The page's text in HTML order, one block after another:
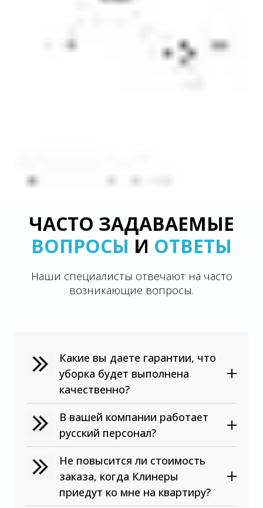
ЧАСТО ЗАДАВАЕМЫЕ
ВОПРОСЫ И ОТВЕТЫ
Наши специалисты отвечают на часто
возникающие вопросы.
Какие вы даете гарантии, что
уборка будет выполнена
качественно?
В вашей компании работает
русский персонал?
Не повысится ли стоимость
заказа, когда Клинеры
приедут ко мне на квартиру?